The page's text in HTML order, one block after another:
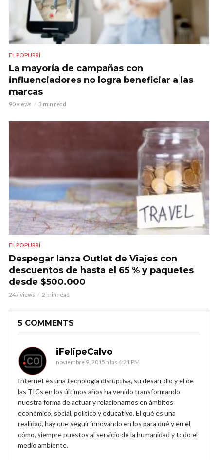
EL POPURRÍ
La mayoría de campañas con
influenciadores no logra beneficiar a las
marcas
90 views 3 min read
EL POPURRÍ
Despegar lanza Outlet de Viajes con
descuentos de hasta el 65 % y paquetes
desde $500.000
247 views 2 min read
5 COMMENTS
iFelipeCalvo
noviembre 9, 2015 a las 4:21 PM
Internet es una tecnología disruptiva, su desarrollo y el de
las TICs en los últimos años ha venido transformando
nuestra forma de actuar y relacionarnos en ámbitos
económico, social, político y educativo. El qué es una
realidad, hay que seguir innovando en los para qué y en el
cómo, siempre puestos al servicio de la humanidad y todo el
medio ambiente.